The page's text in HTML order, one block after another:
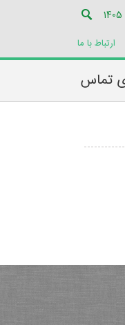
ارتباط با ما
تماس